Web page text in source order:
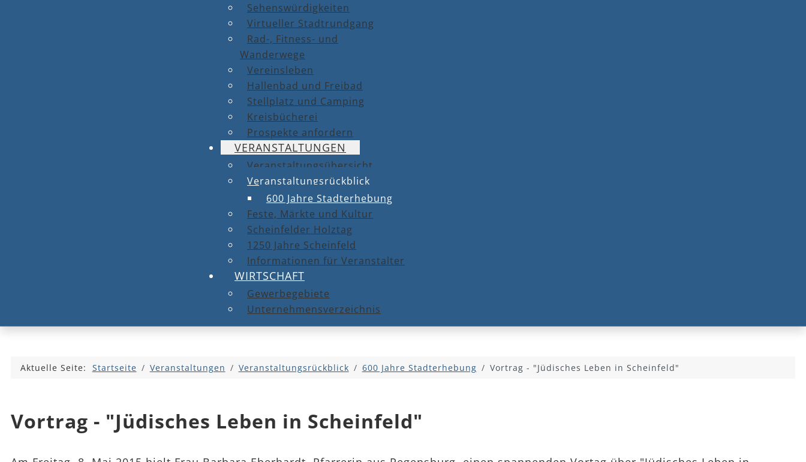
Sehenswürdigkeiten
Virtueller Stadtrundgang
Rad-, Fitness- und
Wanderwege
Vereinsleben
Hallenbad und Freibad
Stellplatz und Camping
Kreisbücherei
Prospekte anfordern
VERANSTALTUNGEN
Veranstaltungsübersicht
Veranstaltungsrückblick
600 Jahre Stadterhebung
Feste, Märkte und Kultur
Scheinfelder Holztag
1250 Jahre Scheinfeld
Informationen für Veranstalter
WIRTSCHAFT
Gewerbegebiete
Unternehmensverzeichnis
Aktuelle Seite: Startseite Veranstaltungen Veranstaltungsrückblick 600 Jahre Stadterhebung Vortrag - "Jüdisches Leben in Scheinfeld"
Vortrag - "Jüdisches Leben in Scheinfeld"